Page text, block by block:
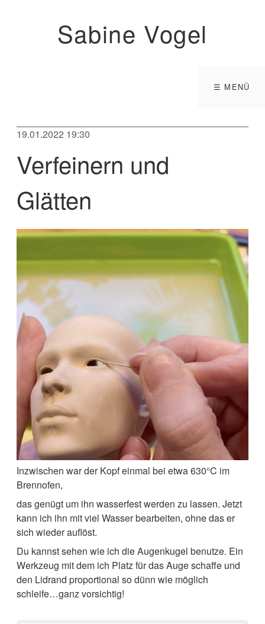
Sabine Vogel
☰ MENÜ
19.01.2022 19:30
Verfeinern und
Glätten
Inzwischen war der Kopf einmal bei etwa 630°C im
Brennofen,
das genügt um ihn wasserfest werden zu lassen. Jetzt
kann ich ihn mit viel Wasser bearbeiten, ohne das er
sich wieder auflöst.
Du kannst sehen wie ich die Augenkugel benutze. Ein
Werkzeug mit dem ich Platz für das Auge schaffe und
den Lidrand proportional so dünn wie möglich
schleife…ganz vorsichtig!